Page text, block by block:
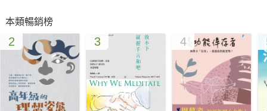
★氣場全開，顯化你想要的人生！
打造氣場，你可以從四大方面著手：
｛內心調頻｝
從內心想法開始改變，改變你的信念就重塑了人生
本類暢銷榜
2 3 4